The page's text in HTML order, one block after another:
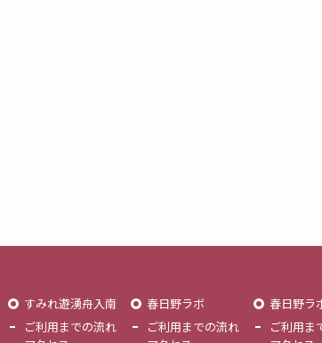
すみれ遊湧舟入南
ご利用までの流れ
春日野ラボ
ご利用までの流れ
春日野ラ
ご利用ま